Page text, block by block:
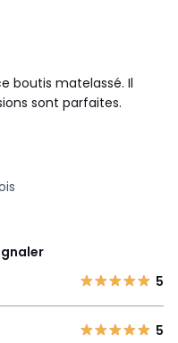
boutis matelassé. Il
sont parfaites.
5
5